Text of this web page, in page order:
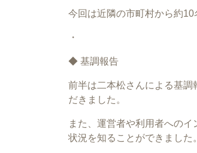
今回は近隣の市町村から約10
・
◆ 基調報告
前半は二本松さんによる基
だきました。
また、運営者や利用者への
状況を知ることができました。